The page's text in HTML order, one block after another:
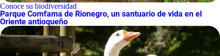
Conoce su biodiversidad
Parque Comfama de Rionegro, un santuario de vida en el
Oriente antioqueño